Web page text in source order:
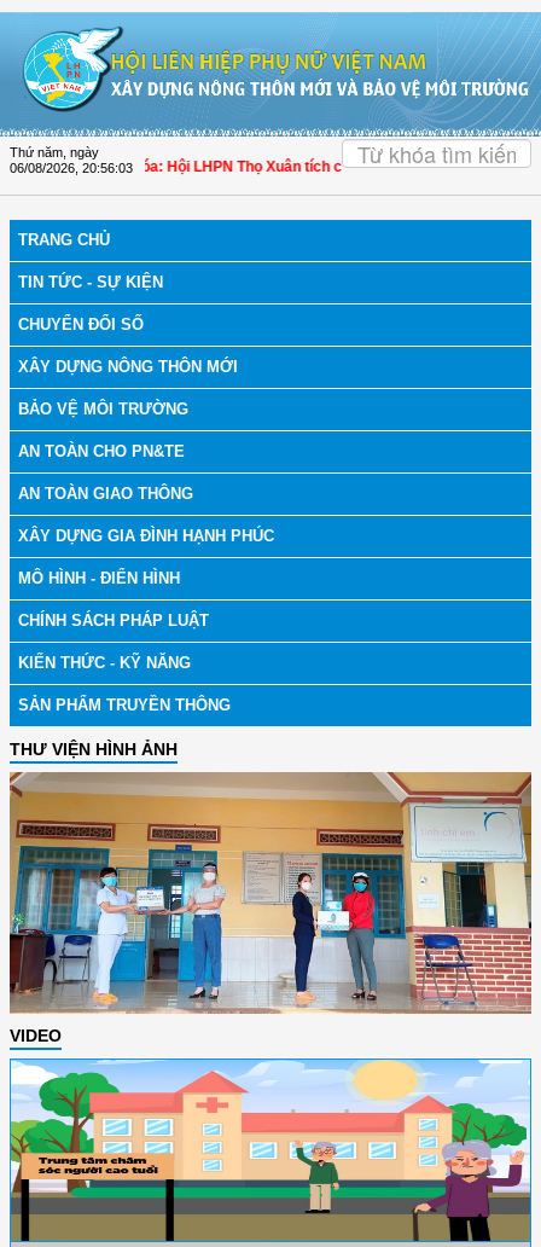
Thứ năm, ngày
06/08/2026 20:56:04
bệnh | Thanh Hóa: Hội LHPN Thọ Xuân tích cực góp phần nâng cao tỷ lệ
TRANG CHỦ
TIN TỨC - SỰ KIỆN
CHUYỂN ĐỔI SỐ
XÂY DỰNG NÔNG THÔN MỚI
BẢO VỆ MÔI TRƯỜNG
AN TOÀN CHO PN&TE
AN TOÀN GIAO THÔNG
XÂY DỰNG GIA ĐÌNH HẠNH PHÚC
MÔ HÌNH - ĐIỂN HÌNH
CHÍNH SÁCH PHÁP LUẬT
KIẾN THỨC - KỸ NĂNG
SẢN PHẨM TRUYỀN THÔNG
THƯ VIỆN HÌNH ẢNH
VIDEO
OK